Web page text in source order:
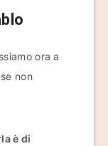
ora a
non
è di